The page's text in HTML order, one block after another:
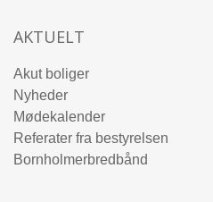
AKTUELT
Akut boliger
Nyheder
Mødekalender
Referater fra bestyrelsen
Bornholmerbredbånd